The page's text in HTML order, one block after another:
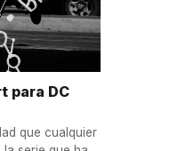
para DC
que cualquier